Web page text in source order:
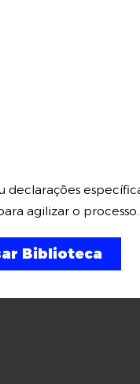
declarações
agilizar o processo.
Biblioteca